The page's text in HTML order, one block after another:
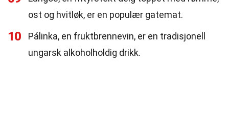
ost og hvitløk, er en populær gatemat.
10
Pálinka, en fruktbrennevin, er en tradisjonell
ungarsk alkoholholdig drikk.